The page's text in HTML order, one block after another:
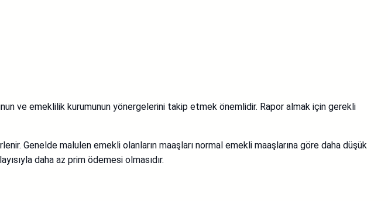
ve emeklilik kurumunun yönergelerini takip etmek önemlidir. Rapor almak için gerekli
Genelde malulen emekli olanların maaşları normal emekli maaşlarına göre daha düşük
daha az prim ödemesi olmasıdır.